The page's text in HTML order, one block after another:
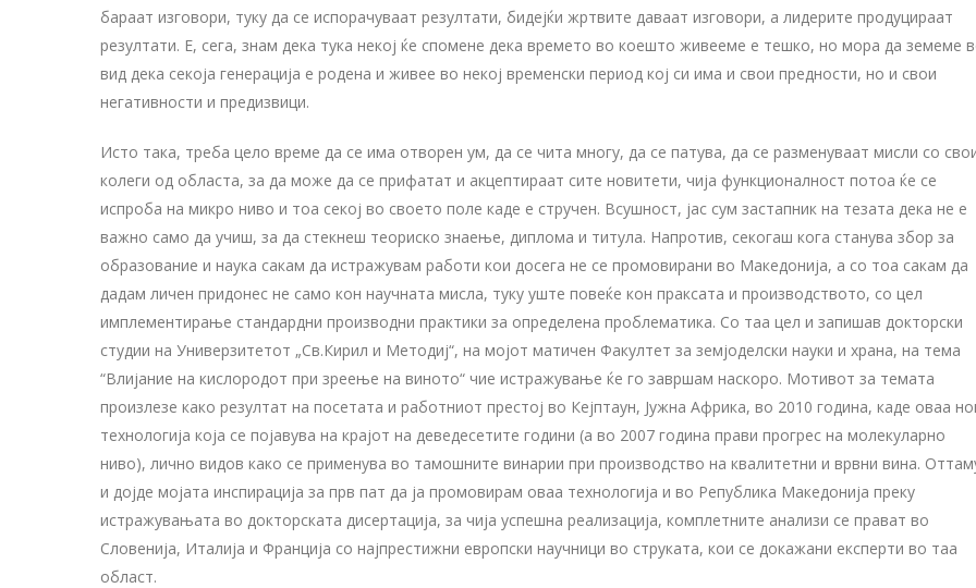
бараат изговори, туку да се испорачуваат резултати, бидејќи жртвите даваат изговори, а лидерите продуцираат
резултати. Е, сега, знам дека тука некој ќе спомене дека времето во коешто живееме е тешко, но мора да земеме
вид дека секоја генерација е родена и живее во некој временски период кој си има и свои предности, но и свои
негативности и предизвици.
Исто така, треба цело време да се има отворен ум, да се чита многу, да се патува, да се разменуваат мисли со
колеги од областа, за да може да се прифатат и акцептираат сите новитети, чија функционалност потоа ќе се
испроба на микро ниво и тоа секој во своето поле каде е стручен. Всушност, јас сум застапник на тезата дека не е
важно само да учиш, за да стекнеш теориско знаење, диплома и титула. Напротив, секогаш кога станува збор за
образование и наука сакам да истражувам работи кои досега не се промовирани во Македонија, а со тоа сакам да
дадам личен придонес не само кон научната мисла, туку уште повеќе кон праксата и производството, со цел
имплементирање стандардни производни практики за определена проблематика. Со таа цел и запишав докторски
студии на Универзитетот „Св.Кирил и Методиј“, на мојот матичен Факултет за земјоделски науки и храна, на тема
“Влијание на кислородот при зреење на виното“ чие истражување ќе го завршам наскоро. Мотивот за темата
произлезе како резултат на посетата и работниот престој во Кејптаун, Јужна Африка, во 2010 година, каде оваа
технологија која се појавува на крајот на деведесетите години (а во 2007 година прави прогрес на молекуларно
ниво), лично видов како се применува во тамошните винарии при производство на квалитетни и врвни вина.
и дојде мојата инспирација за прв пат да ја промовирам оваа технологија и во Република Македонија преку
истражувањата во докторската дисертација, за чија успешна реализација, комплетните анализи се прават во
Словенија, Италија и Франција со најпрестижни европски научници во струката, кои се докажани експерти во таа
област.